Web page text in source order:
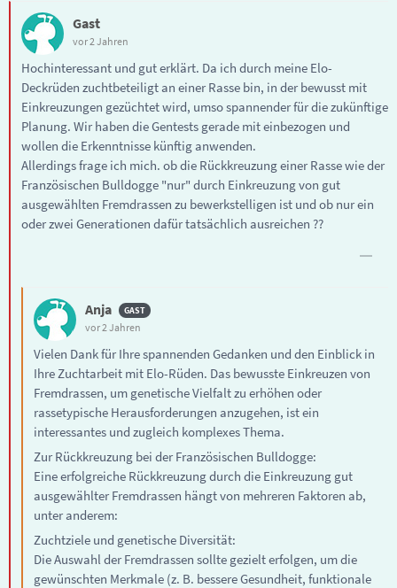
Gast
vor 2 Jahren
Hochinteressant und gut erklärt. Da ich durch meine Elo-
Deckrüden zuchtbeteiligt an einer Rasse bin, in der bewusst mit
Einkreuzungen gezüchtet wird, umso spannender für die zukünftige
Planung. Wir haben die Gentests gerade mit einbezogen und
wollen die Erkenntnisse künftig anwenden.
Allerdings frage ich mich. ob die Rückkreuzung einer Rasse wie der
Französischen Bulldogge "nur" durch Einkreuzung von gut
ausgewählten Fremdrassen zu bewerkstelligen ist und ob nur ein
oder zwei Generationen dafür tatsächlich ausreichen ??
Anja
vor 2 Jahren
Vielen Dank für Ihre spannenden Gedanken und den Einblick in
Ihre Zuchtarbeit mit Elo-Rüden. Das bewusste Einkreuzen von
Fremdrassen, um genetische Vielfalt zu erhöhen oder
rassetypische Herausforderungen anzugehen, ist ein
interessantes und zugleich komplexes Thema.
Zur Rückkreuzung bei der Französischen Bulldogge:
Eine erfolgreiche Rückkreuzung durch die Einkreuzung gut
ausgewählter Fremdrassen hängt von mehreren Faktoren ab,
unter anderem:
Zuchtziele und genetische Diversität:
Die Auswahl der Fremdrassen sollte gezielt erfolgen, um die
gewünschten Merkmale (z. B. bessere Gesundheit, funktionale